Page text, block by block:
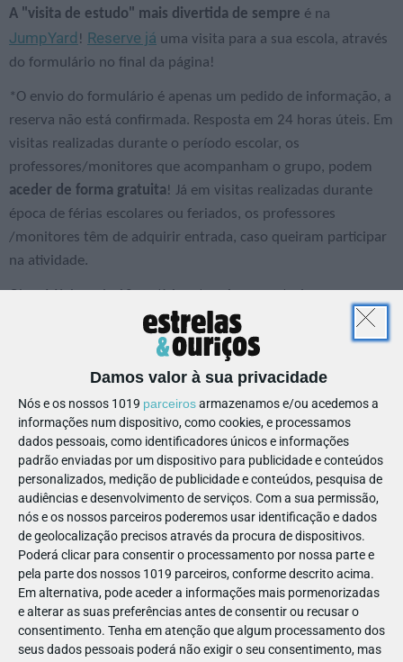
Damos valor à sua privacidade
Nós e os nossos 1019 parceirosarmazenamos e/ou acedemos a
informações num dispositivo, como cookies, e processamos
dados pessoais, como identificadores únicos e informações
padrão enviadas por um dispositivo para publicidade e conteúdos
personalizados, medição de publicidade e conteúdos, pesquisa de
audiências e desenvolvimento de serviços. Com a sua permissão,
nós e os nossos parceiros poderemos usar identificação e dados
de geolocalização precisos através da procura de dispositivos.
Poderá clicar para consentir o processamento por nossa parte e
pela parte dos nossos 1019 parceiros, conforme descrito acima.
Em alternativa, pode aceder a informações mais pormenorizadas
e alterar as suas preferências antes de consentir ou recusar o
consentimento. Tenha em atenção que algum processamento dos
seus dados pessoais poderá não exigir o seu consentimento, mas
A "visita de estudo" mais divertida de sempre é na
JumpYard ! Reserve já uma visita para a sua escola, através
do formulário no final da página!
*O envio do formulário é apenas um pedido de informação, a
reserva não está confirmada. Resposta em 24 horas úteis. Em
visitas realizadas durante o período escolar, os
professores/monitores que acompanham o grupo, podem
aceder de forma gratuita! Já em visitas realizadas durante
época de férias escolares ou feriados, os professores
/monitores têm de adquirir entrada, caso queiram participar
na atividade.
Obs.: Mínimo de 10 participantes. Acesso a todas as
atividades, exceto SkyRider. Todas as sessões começam a hora
certa. Necessário estar na JumpYard com 30 minutos de
antecedência. As crianças com menos de 3 anos têm uma
zona exclusiva (MiniJumpYard) para brincar. Se optarem por
ficar na zona de café, os professores têm visão para toda a
arena. Possibilidade de marcações fora do horário indicado,
consoante análise de pedidos.
ESCOLAS
A derradeira "visita de
estudo"... espera pela escolas
na Jumpyard!